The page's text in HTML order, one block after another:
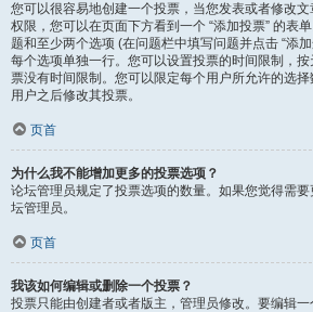
您可以很容易地创建一个投票，当您发表或者修改
权限，您可以在页面下方看到一个 “添加投票” 的表
题和至少两个选项 (在问题栏中填写问题并点击 “添
每个选项单独一行。您可以设置投票的时间限制，
票没有时间限制。您可以限定每个用户所允许的选
用户之后修改其投票。
页首
为什么我不能增加更多的投票选项？
论坛管理员规定了投票选项的数量。如果您觉得需
坛管理员。
页首
我该如何编辑或删除一个投票？
投票只能由创建者或者版主，管理员修改。要编辑